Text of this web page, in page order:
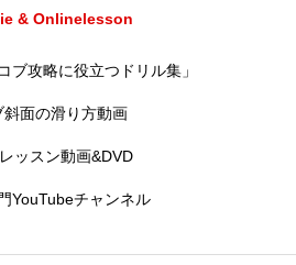
& Onlinelesson
ブ攻略に役立つドリル集」
斜面の滑り方動画
ッスン動画&DVD
YouTubeチャンネル